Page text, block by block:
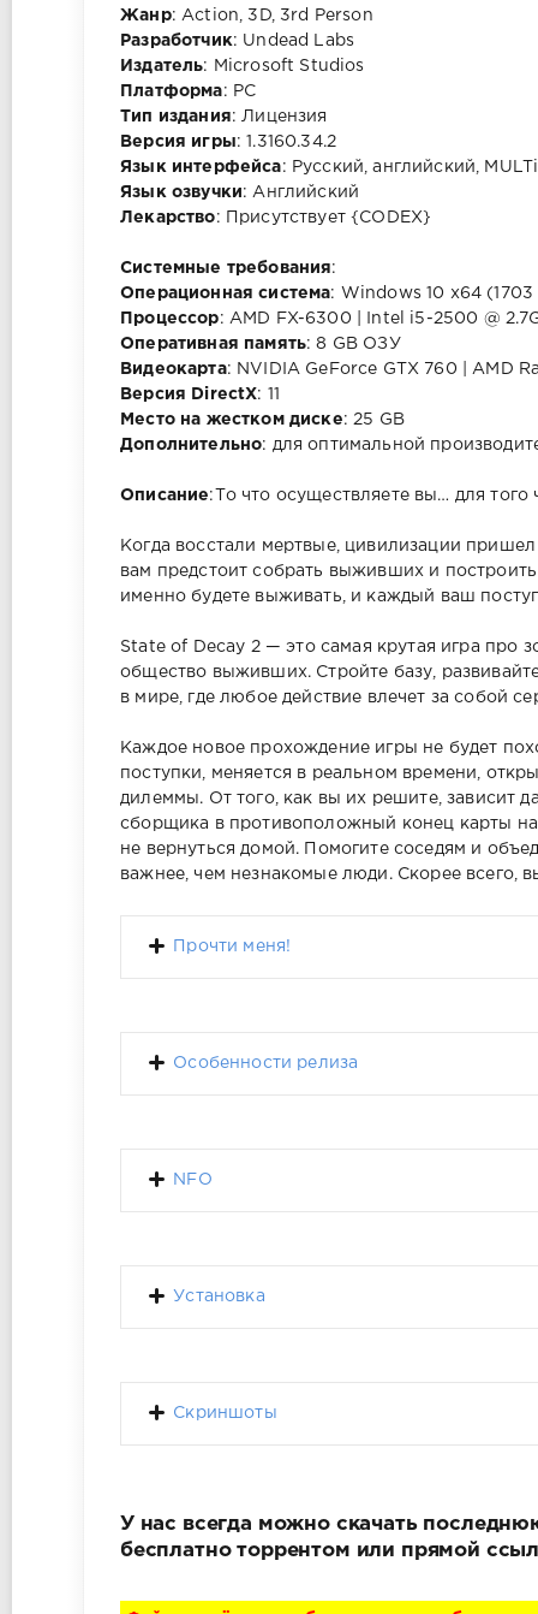
Жанр: Action, 3D, 3rd Person
Разработчик: Undead Labs
Издатель: Microsoft Studios
Платформа: PC
Тип издания: Лицензия
Версия игры: 1.3160.34.2
Язык интерфейса: Русский, английский, MULTi
Язык озвучки: Английский
Лекарство: Присутствует {CODEX}
Cистемные требования:
Операционная система: Windows 10 x64
Процессор: AMD FX-6300 | Intel i5-2500 @
Оперативная память: 8 GB ОЗУ
Видеокарта: NVIDIA GeForce GTX 760 | AMD
Версия DirectX: 11
Место на жестком диске: 25 GB
Дополнительно: для оптимальной
Описание:То что осуществляете вы… для
Когда восстали мертвые, цивилизации
вам предстоит собрать выживших и
именно будете выживать, и каждый ваш
State of Decay 2 — это самая крутая игра про
общество выживших. Стройте базу,
в мире, где любое действие влечет за собой
Каждое новое прохождение игры не будет
поступки, меняется в реальном времени,
дилеммы. От того, как вы их решите, зависит
сборщика в противоположный конец карты
не вернуться домой. Помогите соседям и
важнее, чем незнакомые люди. Скорее всего,
Прочти меня!
Особенности релиза
NFO
Установка
Скриншоты
У нас всегда можно скачать
бесплатно торрентом или прямой